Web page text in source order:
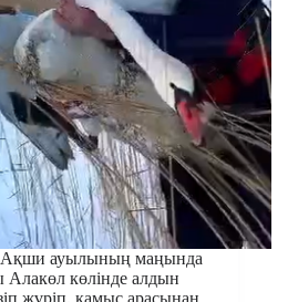
Ақши ауылының маңында
көлінде алдын
жүріп, қамыс арасынан